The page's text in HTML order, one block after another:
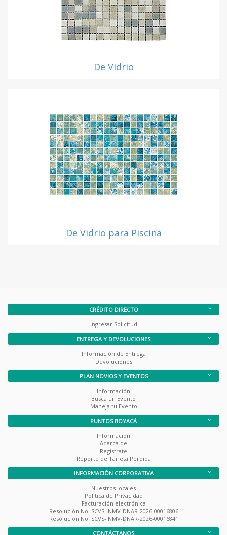
De Vidrio
De Vidrio para Piscina
CRÉDITO DIRECTO
Ingresar Solicitud
ENTREGA Y DEVOLUCIONES
Información de Entrega
Devoluciones
PLAN NOVIOS Y EVENTOS
Información
Busca un Evento
Maneja tu Evento
PUNTOS BOYACÁ
Información
Acerca de
Registrate
Reporte de Tarjeta Pérdida
INFORMACIÓN CORPORATIVA
Nuestros locales
Política de Privacidad
Facturación electrónica
Resolución No. SCVS-INMV-DNAR-2026-00016806
Resolución No. SCVS-INMV-DNAR-2026-00016841
CONTÁCTANOS